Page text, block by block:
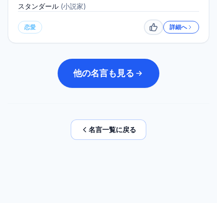
スタンダール (小説家)
恋愛 いいね詳細へ
他の名言も見る
名言一覧に戻る